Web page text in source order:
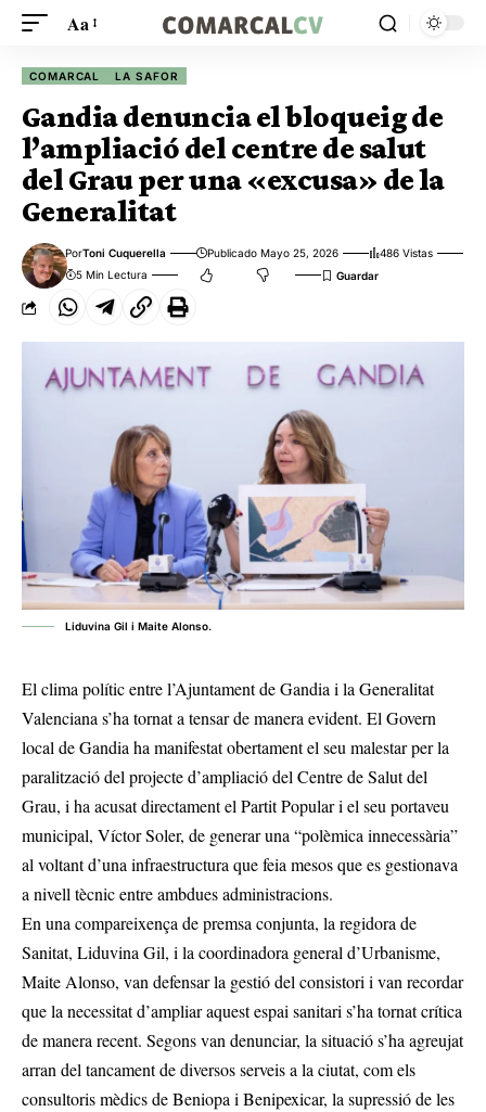
Aa
COMARCAL LA SAFOR
Gandia denuncia el bloqueig de
l’ampliació del centre de salut
del Grau per una «excusa» de la
Generalitat
PorToni Cuquerella Publicado Mayo 25, 2026
486 Vistas
5 Min Lectura
Liduvina Gil i Maite Alonso.
El clima polític entre l’Ajuntament de Gandia i la Generalitat
Valenciana s’ha tornat a tensar de manera evident. El Govern
local de Gandia ha manifestat obertament el seu malestar per la
paralització del projecte d’ampliació del Centre de Salut del
Grau, i ha acusat directament el Partit Popular i el seu portaveu
municipal, Víctor Soler, de generar una “polèmica innecessària”
al voltant d’una infraestructura que feia mesos que es gestionava
a nivell tècnic entre ambdues administracions.
En una compareixença de premsa conjunta, la regidora de
Sanitat, Liduvina Gil, i la coordinadora general d’Urbanisme,
Maite Alonso, van defensar la gestió del consistori i van recordar
que la necessitat d’ampliar aquest espai sanitari s’ha tornat crítica
de manera recent. Segons van denunciar, la situació s’ha agreujat
arran del tancament de diversos serveis a la ciutat, com els
consultoris mèdics de Beniopa i Benipexicar, la supressió de les